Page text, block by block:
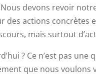
devons revoir
actions concrètes
mais surtout
? Ce n’est pas une
que nous voulons